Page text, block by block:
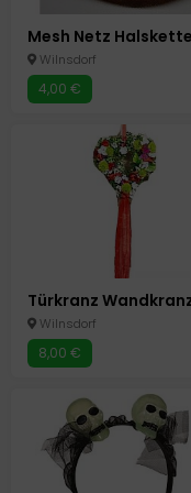
Wilnsdorf
4,00 €
Wilnsdorf
8,00 €